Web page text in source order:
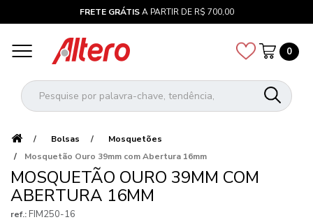
FRETE GRÁTISA PARTIR DE R$ 700,00
0
Bolsas
Mosquetões
Mosquetão Ouro 39mm com Abertura 16mm
MOSQUETÃO OURO 39MM COM
ABERTURA 16MM
ref.: FIM250-16